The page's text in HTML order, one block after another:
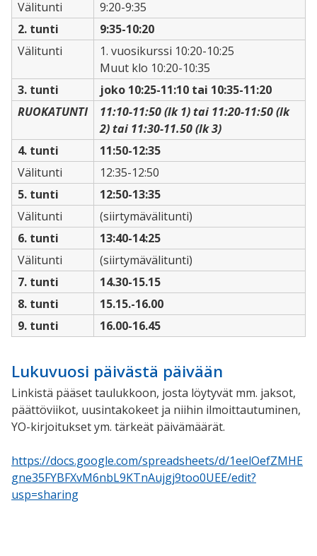
Välitunti
9:20-9:35
2. tunti
9:35-10:20
Välitunti
1. vuosikurssi 10:20-10:25
Muut klo 10:20-10:35
3. tunti
joko 10:25-11:10 tai 10:35-11:20
RUOKATUNTI
11:10-11:50 (lk 1) tai 11:20-11:50 (lk
2) tai 11:30-11.50 (lk 3)
4. tunti
11:50-12:35
Välitunti
12:35-12:50
5. tunti
12:50-13:35
Välitunti
(siirtymävälitunti)
6. tunti
13:40-14:25
Välitunti
(siirtymävälitunti)
7. tunti
14.30-15.15
8. tunti
15.15.-16.00
9. tunti
16.00-16.45
Lukuvuosi päivästä päivään
Linkistä pääset taulukkoon, josta löytyvät mm. jaksot,
päättöviikot, uusintakokeet ja niihin ilmoittautuminen,
YO-kirjoitukset ym. tärkeät päivämäärät.
https://docs.google.com/spreadsheets/d/1eelOefZMHE
gne35FYBFXvM6nbL9KTnAujgj9too0UEE/edit?
usp=sharing